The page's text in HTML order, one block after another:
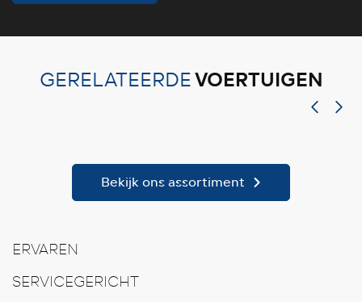
GERELATEERDEVOERTUIGEN
Bekijk ons assortiment
ERVAREN
SERVICEGERICHT